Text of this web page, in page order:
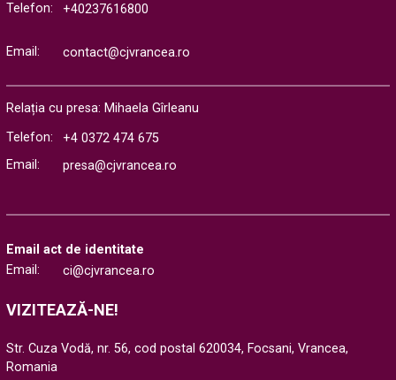
Telefon: +40237616800
Email: contact@cjvrancea.ro
Relația cu presa: Mihaela Gîrleanu
Telefon:
+4 0372 474 675
Email:
presa@cjvrancea.ro
Email act de identitate
Email:
ci@cjvrancea.ro
VIZITEAZĂ-NE!
Str. Cuza Vodă, nr. 56, cod postal 620034, Focsani, Vrancea,
Romania